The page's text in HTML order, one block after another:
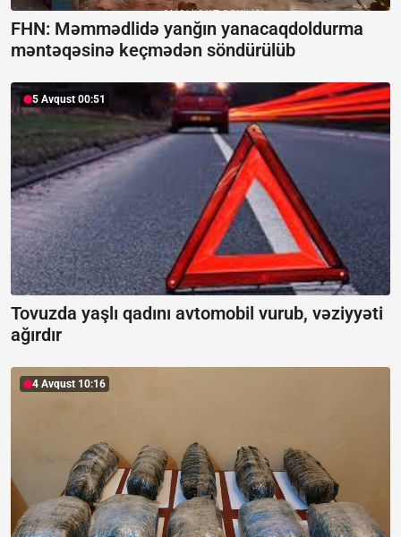
FHN: Məmmədlidə yanğın yanacaqdoldurma
məntəqəsinə keçmədən söndürülüb
5 Avqust 00:51
Tovuzda yaşlı qadını avtomobil vurub, vəziyyəti
ağırdır
4 Avqust 10:16